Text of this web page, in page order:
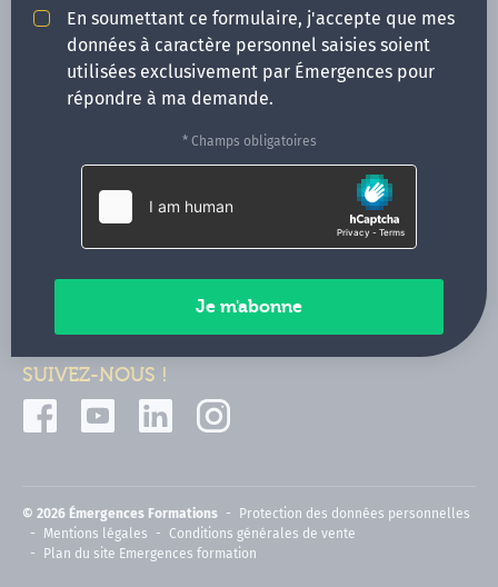
En soumettant ce formulaire, j'accepte que mes
données à caractère personnel saisies soient
utilisées exclusivement par Émergences pour
répondre à ma demande.
* Champs obligatoires
INFOS PRATIQUES
Qui sommes-nous ?
CONTACT
35000 Rennes
02 99 05 25 47
Contactez-nous
Paiements sécurisés
SUIVEZ-NOUS !
© 2026 Émergences Formations
Protection des données personnelles
Mentions légales
Conditions générales de vente
Plan du site Emergences formation